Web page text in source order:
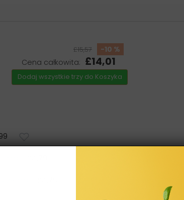
£15,57
-10 %
Cena całkowita: £14,01
Dodaj wszystkie trzy do Koszyka